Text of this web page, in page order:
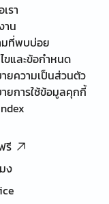
รา
าน
มที่พบบ่อย
ขและข้อกำหนด
ยความเป็นส่วนตัว
ยการใช้ข้อมูลคุกกี้
รี
ง